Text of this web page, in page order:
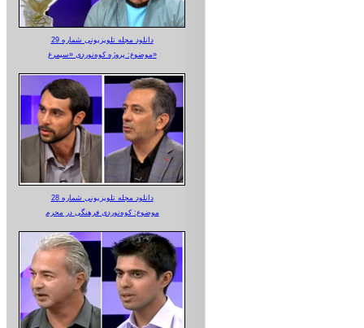
دانلود مجله تلویزیونی شماره 29
موضوع: پروژه کوه‌نوردی «سیمرغ»
دانلود مجله تلویزیونی شماره 28
موضوع: کوه‌نوردی فرهنگی در محرم